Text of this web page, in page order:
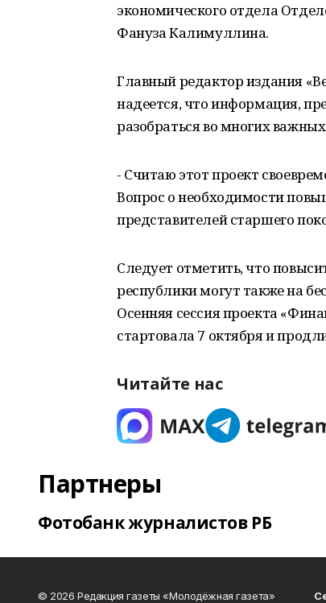
экономического отдела
Фануза Калимуллина.
Главный редактор издания
надеется, что информация,
разобраться во многих
- Считаю этот проект
Вопрос о необходимости
представителей старшего
Следует отметить, что
республики могут также на
Осенняя сессия проекта
стартовала 7 октября и
Читайте нас
Партнеры
Фотобанк журналистов РБ
© 2026 Редакция газеты «Молодёжная газета»